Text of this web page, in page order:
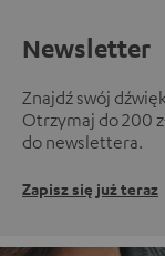
Newsletter
Znajdź swój
Otrzymaj do 200
do newslettera.
Zapisz się już teraz